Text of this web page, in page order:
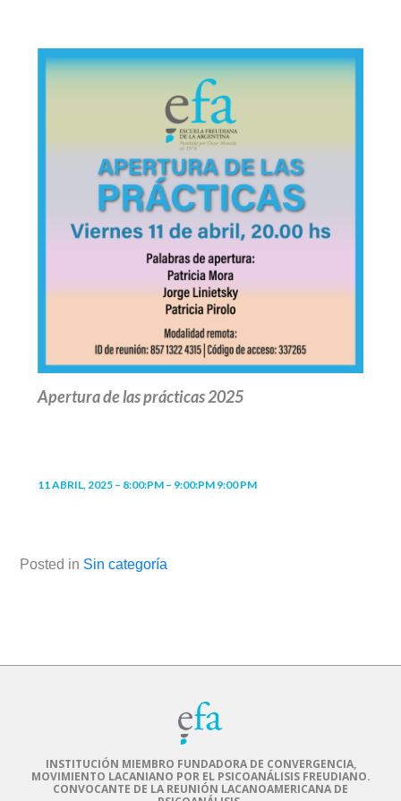
Apertura de las prácticas 2025
11 ABRIL, 2025 – 8:00:PM – 9:00:PM 9:00 PM
Posted in Sin categoría
INSTITUCIÓN MIEMBRO FUNDADORA DE CONVERGENCIA,
MOVIMIENTO LACANIANO POR EL PSICOANÁLISIS FREUDIANO.
CONVOCANTE DE LA REUNIÓN LACANOAMERICANA DE